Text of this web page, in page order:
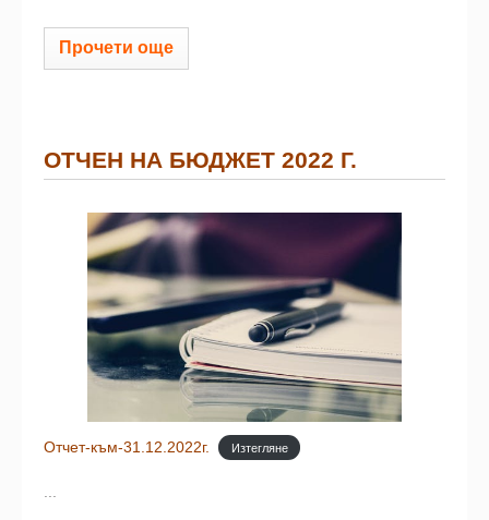
Прочети още
ОТЧЕН НА БЮДЖЕТ 2022 Г.
Отчет-към-31.12.2022г. Изтегляне